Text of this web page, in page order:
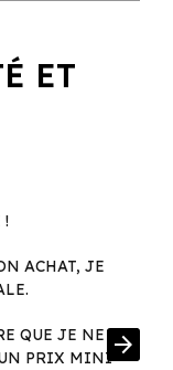
ET
!
ACHAT, JE
QUE JE NE
PRIX MINIarrow_forward